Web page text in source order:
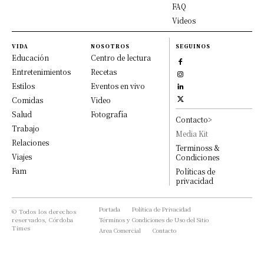
FAQ
Videos
VIDA
Educación
Entretenimientos
Estilos
Comidas
Salud
Trabajo
Relaciones
Viajes
Fam
NOSOTROS
Centro de lectura
Recetas
Eventos en vivo
Video
Fotografía
SEGUINOS
Contacto>
Media Kit
Terminoss &
Condiciones
Políticas de
privacidad
© Todos los derechos
reservados, Córdoba
Times
Portada
Política de Privacidad
Términos y Condiciones de Uso del Sitio
Area Comercial
Contacto